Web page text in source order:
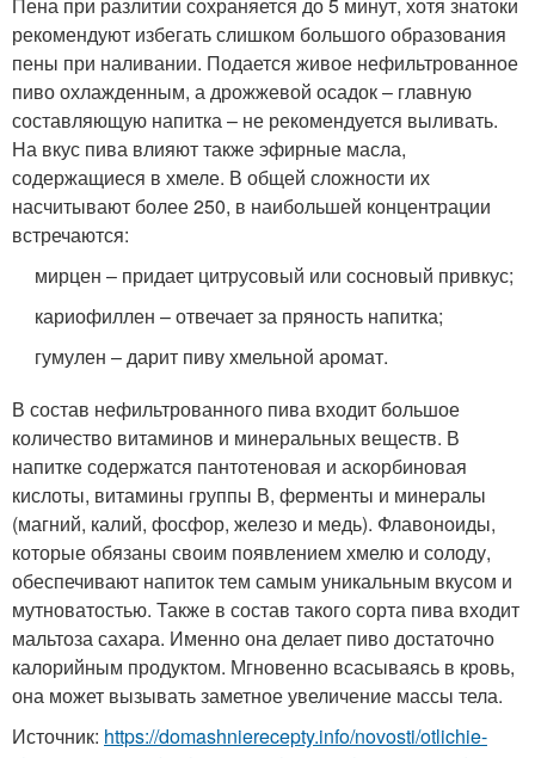
Пена при разлитии сохраняется до 5 минут, хотя знатоки
рекомендуют избегать слишком большого образования
пены при наливании. Подается живое нефильтрованное
пиво охлажденным, а дрожжевой осадок – главную
составляющую напитка – не рекомендуется выливать.
На вкус пива влияют также эфирные масла,
содержащиеся в хмеле. В общей сложности их
насчитывают более 250, в наибольшей концентрации
встречаются:
мирцен – придает цитрусовый или сосновый привкус;
кариофиллен – отвечает за пряность напитка;
гумулен – дарит пиву хмельной аромат.
В состав нефильтрованного пива входит большое
количество витаминов и минеральных веществ. В
напитке содержатся пантотеновая и аскорбиновая
кислоты, витамины группы В, ферменты и минералы
(магний, калий, фосфор, железо и медь). Флавоноиды,
которые обязаны своим появлением хмелю и солоду,
обеспечивают напиток тем самым уникальным вкусом и
мутноватостью. Также в состав такого сорта пива входит
мальтоза сахара. Именно она делает пиво достаточно
калорийным продуктом. Мгновенно всасываясь в кровь,
она может вызывать заметное увеличение массы тела.
Источник: https://domashnierecepty.info/novosti/otlichie-